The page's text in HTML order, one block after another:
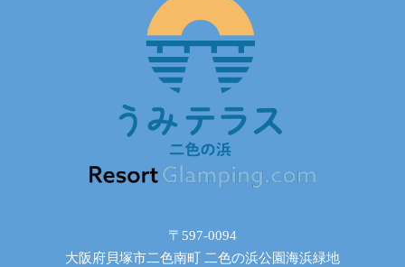
〒597-0094
大阪府貝塚市二色南町 二色の浜公園海浜緑地